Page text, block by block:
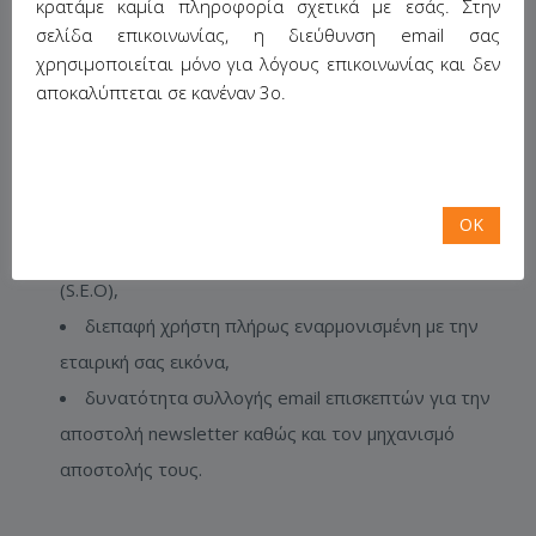
ΤΟ ΘΈΛΩ!
δυναμική ιστοσελίδα” που επιπροσθέτως προσφέρει:
(S.E.O),
διεπαφή χρήστη πλήρως εναρμονισμένη με την
εταιρική σας εικόνα,
δυνατότητα συλλογής email επισκεπτών για την
αποστολή newsletter καθώς και τον μηχανισμό
αποστολής τους.
κρατάμε καμία πληροφορία σχετικά με εσάς. Στην
σελίδα επικοινωνίας, η διεύθυνση email σας
χρησιμοποιείται μόνο για λόγους επικοινωνίας και δεν
αποκαλύπτεται σε κανέναν 3ο.
OK